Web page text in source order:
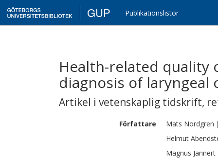
GUP Publikationslistor
Health-related quality
diagnosis of laryngeal
Artikel i vetenskaplig tidskrift,
Författare Mats Nordgren
Helmut
Magnus Jannert